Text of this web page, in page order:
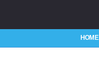
HOME